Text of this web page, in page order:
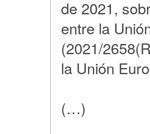
de 2021,
entre la
(2021/
la Unión
(…)